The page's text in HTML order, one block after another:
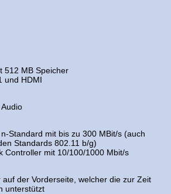
512 MB Speicher
und HDMI
Standard mit bis zu 300 MBit/s (auch
Standards 802.11 b/g)
Controller mit 10/100/1000 Mbit/s
der Vorderseite, welcher die zur Zeit
unterstützt